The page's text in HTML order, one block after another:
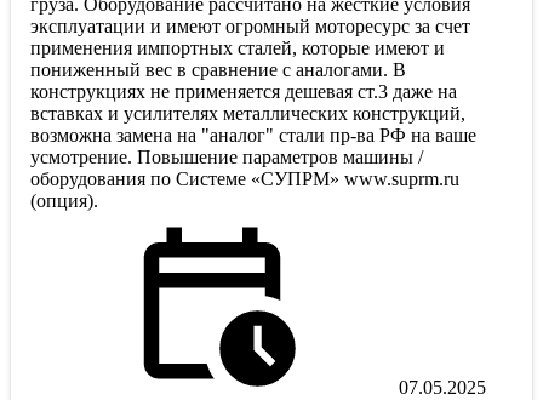
груза. Оборудование рассчитано на жесткие условия
эксплуатации и имеют огромный моторесурс за счет
применения импортных сталей, которые имеют и
пониженный вес в сравнение с аналогами. В
конструкциях не применяется дешевая ст.3 даже на
вставках и усилителях металлических конструкций,
возможна замена на "аналог" стали пр-ва РФ на ваше
усмотрение. Повышение параметров машины /
оборудования по Системе «СУПРМ» www.suprm.ru
(опция).
07.05.2025